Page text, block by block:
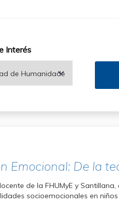
Interés
Emocional: De la
de la FHUMyE y
socioemocionales en